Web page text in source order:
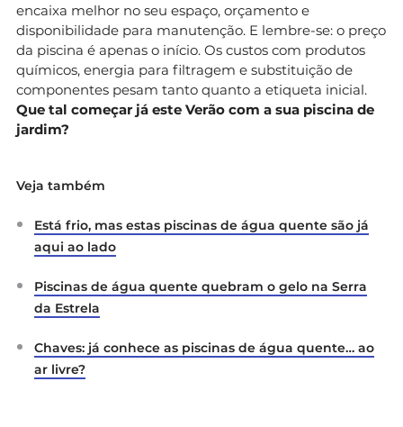
encaixa melhor no seu espaço, orçamento e
disponibilidade para manutenção. E lembre-se: o preço
da piscina é apenas o início. Os custos com produtos
químicos, energia para filtragem e substituição de
componentes pesam tanto quanto a etiqueta inicial.
Que tal começar já este Verão com a sua piscina de
jardim?
Veja também
Está frio, mas estas piscinas de água quente são já
aqui ao lado
Piscinas de água quente quebram o gelo na Serra
da Estrela
Chaves: já conhece as piscinas de água quente… ao
ar livre?